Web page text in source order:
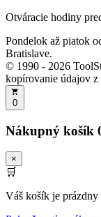
Otváracie hodiny
Pondelok až piatok
Bratislave.
© 1990 - 2026
kopírovanie údajov z
0
Nákupný košík
×
🛒
Váš košík je prázdny